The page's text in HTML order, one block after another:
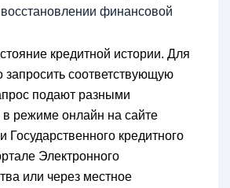
финансовой
кредитной истории. Для
запросить соответствующую
подают разными
режиме онлайн на сайте
Государственного кредитного
Электронного
или через местное